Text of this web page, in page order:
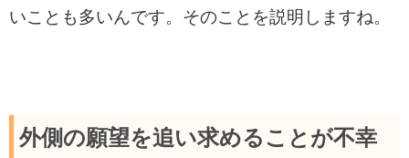
いことも多いんです。そのことを説明しますね。
外側の願望を追い求めることが不幸